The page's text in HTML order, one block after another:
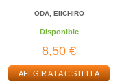
ODA, EIICHIRO
Disponible
8,50 €
AFEGIR A LA CISTELLA